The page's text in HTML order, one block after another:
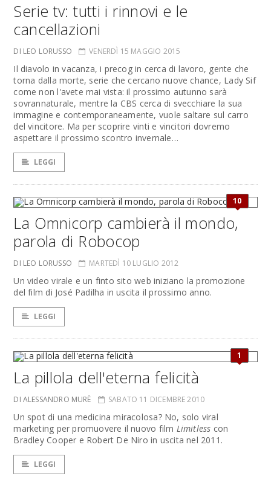
Serie tv: tutti i rinnovi e le
cancellazioni
DI LEO LORUSSO VENERDÌ 15 MAGGIO 2015
Il diavolo in vacanza, i precog in cerca di lavoro, gente che
torna dalla morte, serie che cercano nuove chance, Lady Sif
come non l'avete mai vista: il prossimo autunno sarà
sovrannaturale, mentre la CBS cerca di svecchiare la sua
immagine e contemporaneamente, vuole saltare sul carro
del vincitore. Ma per scoprire vinti e vincitori dovremo
aspettare il prossimo scontro invernale…
LEGGI
10
La Omnicorp cambierà il mondo,
parola di Robocop
DI LEO LORUSSO MARTEDÌ 10 LUGLIO 2012
Un video virale e un finto sito web iniziano la promozione
del film di José Padilha in uscita il prossimo anno.
LEGGI
1
La pillola dell'eterna felicità
DI ALESSANDRO MURÈ SABATO 11 DICEMBRE 2010
Un spot di una medicina miracolosa? No, solo viral
marketing per promuovere il nuovo film Limitless con
Bradley Cooper e Robert De Niro in uscita nel 2011.
LEGGI